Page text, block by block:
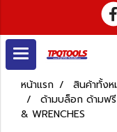
หน้าแรก สินค้าทั้ง
ด้ามบล็อก ด้ามฟรี
& WRENCHES